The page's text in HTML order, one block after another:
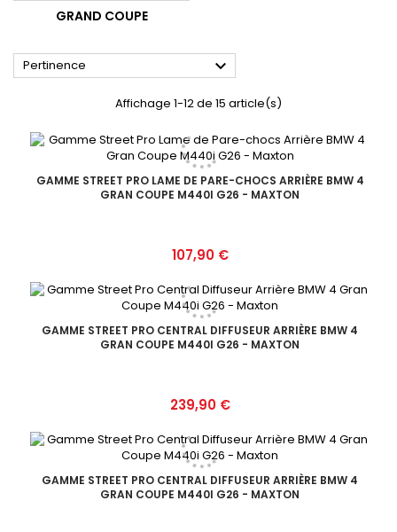
GRAND COUPE
Pertinence 
Affichage 1-12 de 15 article(s)
GAMME STREET PRO LAME DE PARE-CHOCS ARRIÈRE BMW 4
GRAN COUPE M440I G26 - MAXTON
Prix
107,90 €
GAMME STREET PRO CENTRAL DIFFUSEUR ARRIÈRE BMW 4
GRAN COUPE M440I G26 - MAXTON
Prix
239,90 €
GAMME STREET PRO CENTRAL DIFFUSEUR ARRIÈRE BMW 4
GRAN COUPE M440I G26 - MAXTON